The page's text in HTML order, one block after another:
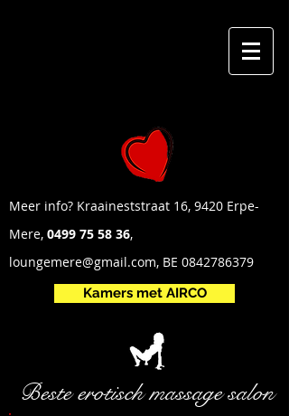
Meer info? Kraaineststraat 16, 9420 Erpe-
Mere, 0499 75 58 36,
loungemere@gmail.com, BE 0842786379
Kamers met AIRCO
Beste erotisch massage salon